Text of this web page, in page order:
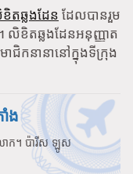
តឆ្លងដែន ដែលបានរួម
ខិតឆ្លងដែនអនុញ្ញាត
ាជិកនានានៅក្នុងទីក្រុង
ង
ោក។ ប៉ារីស ឡូស